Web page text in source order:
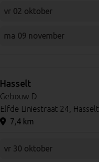
vr 02 oktober
ma 09 november
Hasselt
Gebouw D
Elfde Liniestraat 24, Hasselt
7,4 km
vr 30 oktober